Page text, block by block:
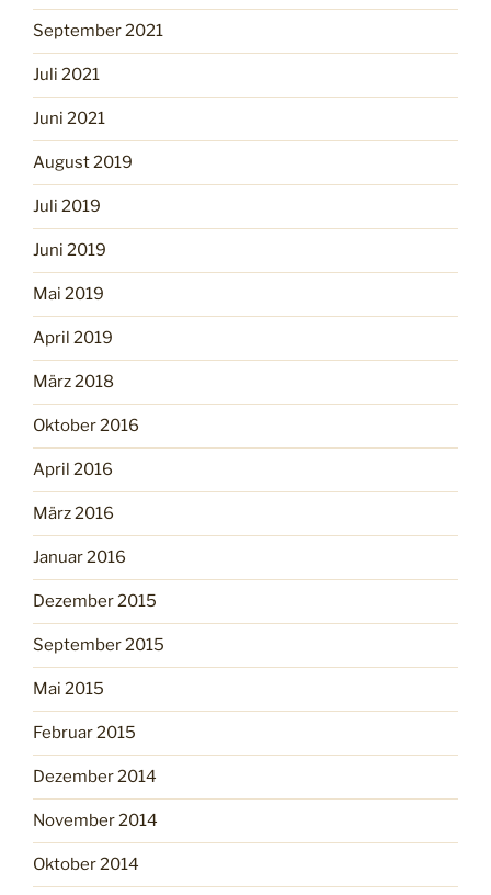
September 2021
Juli 2021
Juni 2021
August 2019
Juli 2019
Juni 2019
Mai 2019
April 2019
März 2018
Oktober 2016
April 2016
März 2016
Januar 2016
Dezember 2015
September 2015
Mai 2015
Februar 2015
Dezember 2014
November 2014
Oktober 2014